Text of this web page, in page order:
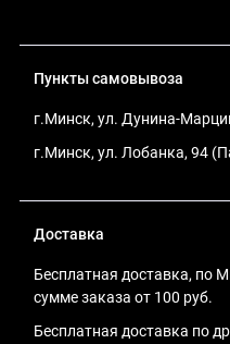
Доставка
Бесплатная доставка, по
сумме заказа от 100 руб.
Бесплатная доставка по
Пункты самовывоза
г.Минск, ул. Дунина-
г.Минск, ул. Лобанка, 94